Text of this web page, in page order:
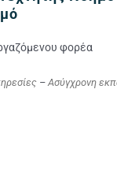
φορέα
– Ασύγχρονη